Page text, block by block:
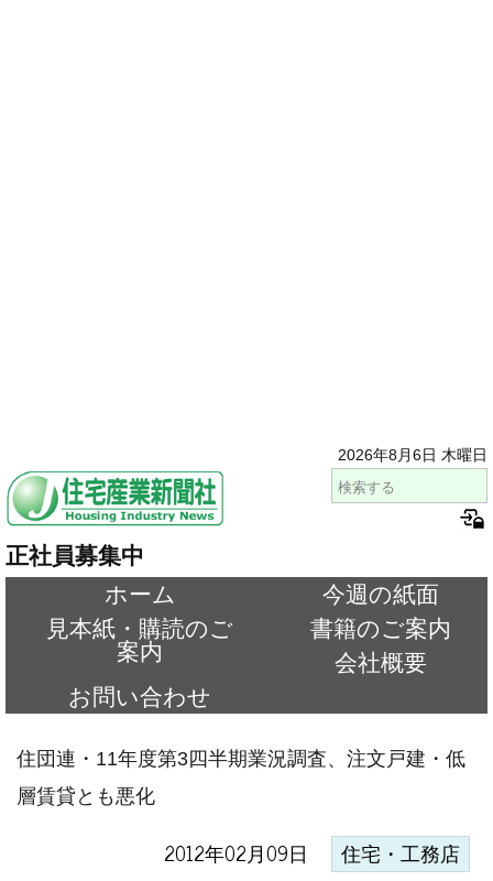
2026年8月6日 木曜日
正社員募集中
ホーム
今週の紙面
見本紙・購読のご
案内
書籍のご案内
会社概要
お問い合わせ
住団連・11年度第3四半期業況調査、注文戸建・低
層賃貸とも悪化
2012年02月09日 住宅・工務店